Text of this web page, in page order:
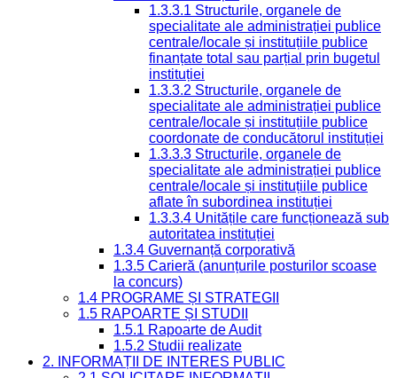
1.3.3.1 Structurile, organele de
specialitate ale administrației publice
centrale/locale și instituțiile publice
finanțate total sau parțial prin bugetul
instituției
1.3.3.2 Structurile, organele de
specialitate ale administrației publice
centrale/locale și instituțiile publice
coordonate de conducătorul instituției
1.3.3.3 Structurile, organele de
specialitate ale administrației publice
centrale/locale și instituțiile publice
aflate în subordinea instituției
1.3.3.4 Unitățile care funcționează sub
autoritatea instituției
1.3.4 Guvernanță corporativă
1.3.5 Carieră (anunțurile posturilor scoase
la concurs)
1.4 PROGRAME ȘI STRATEGII
1.5 RAPOARTE ȘI STUDII
1.5.1 Rapoarte de Audit
1.5.2 Studii realizate
2. INFORMAȚII DE INTERES PUBLIC